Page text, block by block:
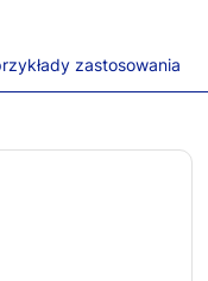
zastosowania